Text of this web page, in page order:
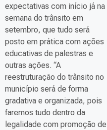
expectativas com início já na
semana do trânsito em
setembro, que tudo será
posto em prática com ações
educativas de palestras e
outras ações. “A
reestruturação do trânsito no
município será de forma
gradativa e organizada, pois
faremos tudo dentro da
legalidade com promoção de